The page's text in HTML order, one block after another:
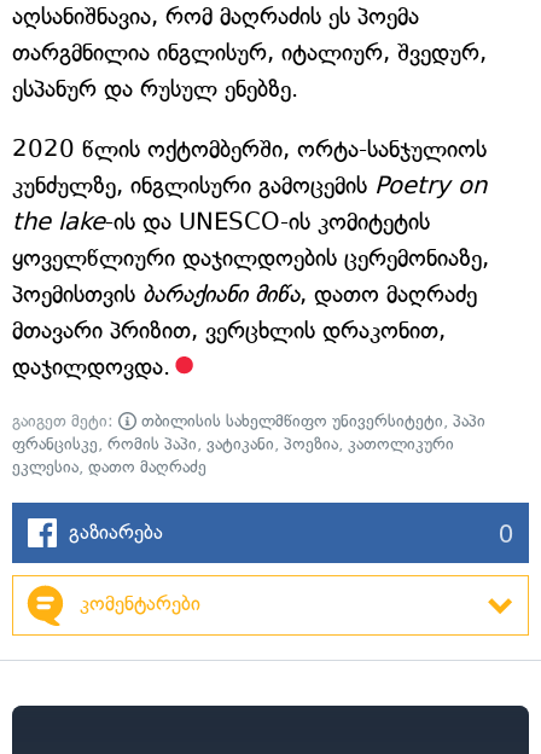
აღსანიშნავია, რომ მაღრაძის ეს პოემა
თარგმნილია ინგლისურ, იტალიურ, შვედურ,
ესპანურ და რუსულ ენებზე.
2020 წლის ოქტომბერში, ორტა-სანჯულიოს
კუნძულზე, ინგლისური გამოცემის Poetry on
the lake-ის და UNESCO-ის კომიტეტის
ყოველწლიური დაჯილდოების ცერემონიაზე,
პოემისთვის ბარაქიანი მიწა, დათო მაღრაძე
მთავარი პრიზით, ვერცხლის დრაკონით,
დაჯილდოვდა.
გაიგეთ მეტი: თბილისის სახელმწიფო უნივერსიტეტი, პაპი
ფრანცისკე, რომის პაპი, ვატიკანი, პოეზია, კათოლიკური
ეკლესია, დათო მაღრაძე
გაზიარება 0
კომენტარები